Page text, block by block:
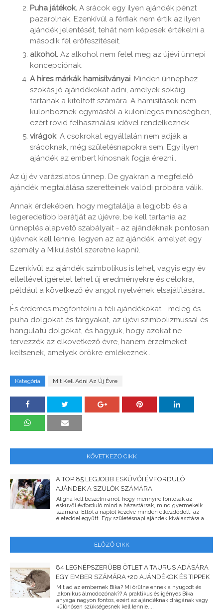
Puha játékok. A srácok egy ilyen ajándék pénzt
pazarolnak. Ezenkívül a férfiak nem értik az ilyen
ajándék jelentését, tehát nem képesek értékelni a
második fél erőfeszítéseit.
alkohol. Az alkohol nem felel meg az újévi ünnepi
koncepciónak.
A híres márkák hamisítványai. Minden ünnephez
szokás jó ajándékokat adni, amelyek sokáig
tartanak a kitöltött számára. A hamisítások nem
különböznek egymástól a különleges minőségben,
ezért rövid felhasználási idővel rendelkeznek.
virágok. A csokrokat egyáltalán nem adják a
srácoknak, még születésnapokra sem. Egy ilyen
ajándék az embert kínosnak fogja érezni..
Az új év varázslatos ünnep. De gyakran a megfelelő
ajándék megtalálása szeretteinek valódi próbára válik.
Annak érdekében, hogy megtalálja a legjobb és a
legeredetibb barátját az újévre, be kell tartania az
ünneplés alapvető szabályait - az ajándéknak pontosan
újévnek kell lennie, legyen az az ajándék, amelyet egy
személy a Mikulástól szeretne kapni).
Ezenkívül az ajándék szimbolikus is lehet, vagyis egy év
elteltével ígéretet tehet új eredményekre és célokra,
például a következő év angol nyelvének elsajátítására..
És érdemes megfontolni a téli ajándékokat - meleg és
puha dolgokat és tárgyakat, az újévi szimbolizmussal és
hangulatú dolgokat, és hagyjuk, hogy azokat ne
tervezzék az elkövetkező évre, hanem érzelmeket
keltsenek, amelyek örökre emlékeznek..
Kategória Mit Kell Adni Az Új Évre
KÖVETKEZŐ CIKK
A TOP 85 LEGJOBB ESKÜVŐI ÉVFORDULÓ
AJÁNDÉK A SZÜLŐK SZÁMÁRA
Aligha kell beszélni arról, hogy mennyire fontosak az
esküvői évforduló mind a házastársak, mind gyermekeik
számára. Ettől a naptól kezdve minden elkezdődött, az
életeddel együtt. Egy születésnapi ajándék kiválasztása a...
ELŐZŐ CIKK
84 LEGNÉPSZERŰBB ÖTLET A TAURUS ADÁSÁRA
EGY EMBER SZÁMÁRA +20 AJÁNDÉKOK ÉS TIPPEK
Mit ad az embernek Bika? Mi örülne ennek a nyugodt és
lakonikus álmodozónak?? A praktikus és igényes Bika
anyaga nagyon fontos, ezért az ajándéknak drágának vagy
különösen szükségesnek kell lennie....